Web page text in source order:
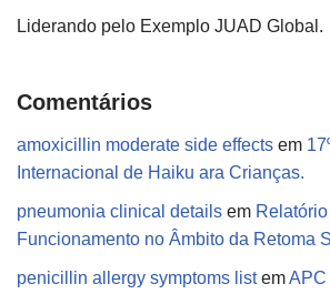
Liderando pelo Exemplo JUAD Global.
Comentários
amoxicillin moderate side effects em
Internacional de Haiku ara Crianças.
pneumonia clinical details em
Funcionamento no Âmbito da Retoma
penicillin allergy symptoms listemAPC